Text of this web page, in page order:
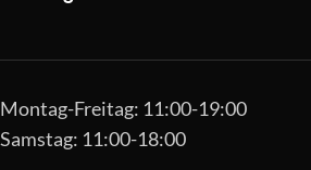
Montag-Freitag: 11:00-19:00
Samstag: 11:00-18:00